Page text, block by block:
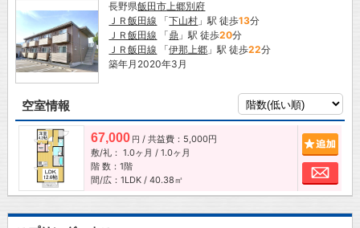
長野県飯田市上郷別府
ＪＲ飯田線 「下山村 」駅 徒歩13分
ＪＲ飯田線 「鼎 」駅 徒歩20分
ＪＲ飯田線 「伊那上郷 」駅 徒歩22分
築年月2020年3月
空室情報
67,000 円 / 共益費：5,000円
敷/礼： 1.0ヶ月 / 1.0ヶ月
階 数：1階
間/広：1LDK / 40.38㎡
お